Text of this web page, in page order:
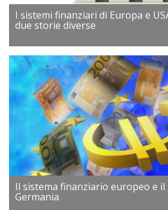
I sistemi finanziari di Europa e
due storie diverse
Il sistema finanziario europeo e
Germania